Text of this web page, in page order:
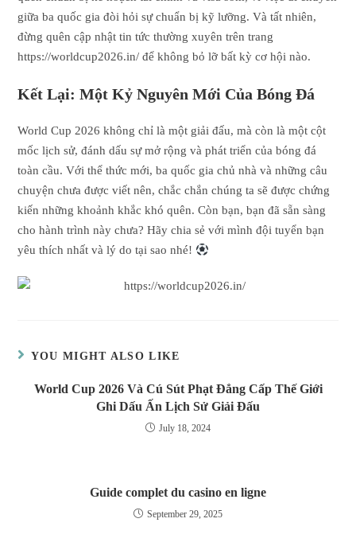
giữa ba quốc gia đòi hỏi sự chuẩn bị kỹ lưỡng. Và tất nhiên,
đừng quên cập nhật tin tức thường xuyên trên trang
https://worldcup2026.in/ để không bỏ lỡ bất kỳ cơ hội nào.
Kết Lại: Một Kỷ Nguyên Mới Của Bóng Đá
World Cup 2026 không chỉ là một giải đấu, mà còn là một cột
mốc lịch sử, đánh dấu sự mở rộng và phát triển của bóng đá
toàn cầu. Với thể thức mới, ba quốc gia chủ nhà và những câu
chuyện chưa được viết nên, chắc chắn chúng ta sẽ được chứng
kiến những khoảnh khắc khó quên. Còn bạn, bạn đã sẵn sàng
cho hành trình này chưa? Hãy chia sẻ với mình đội tuyển bạn
yêu thích nhất và lý do tại sao nhé!
YOU MIGHT ALSO LIKE
World Cup 2026 Và Cú Sút Phạt Đẳng Cấp Thế Giới
Ghi Dấu Ấn Lịch Sử Giải Đấu
July 18, 2024
Guide complet du casino en ligne
September 29, 2025